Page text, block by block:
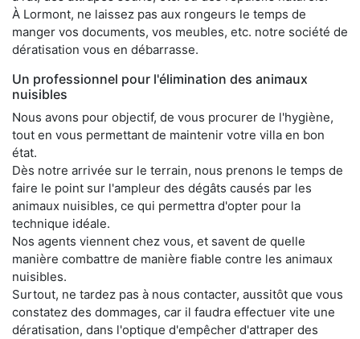
À Lormont, ne laissez pas aux rongeurs le temps de
manger vos documents, vos meubles, etc. notre société de
dératisation vous en débarrasse.
Un professionnel pour l'élimination des animaux
nuisibles
Nous avons pour objectif, de vous procurer de l'hygiène,
tout en vous permettant de maintenir votre villa en bon
état.
Dès notre arrivée sur le terrain, nous prenons le temps de
faire le point sur l'ampleur des dégâts causés par les
animaux nuisibles, ce qui permettra d'opter pour la
technique idéale.
Nos agents viennent chez vous, et savent de quelle
manière combattre de manière fiable contre les animaux
nuisibles.
Surtout, ne tardez pas à nous contacter, aussitôt que vous
constatez des dommages, car il faudra effectuer vite une
dératisation, dans l'optique d'empêcher d'attraper des